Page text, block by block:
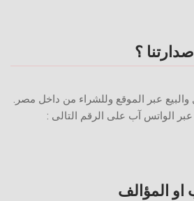
؟
عبر الموقع وللشراء من داخل مصر.
الواتس آب على الرقم التالى :
او المؤالف